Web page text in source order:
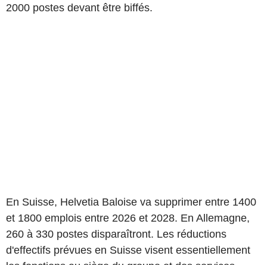
2000 postes devant être biffés.
En Suisse, Helvetia Baloise va supprimer entre 1400
et 1800 emplois entre 2026 et 2028. En Allemagne,
260 à 330 postes disparaîtront. Les réductions
d'effectifs prévues en Suisse visent essentiellement